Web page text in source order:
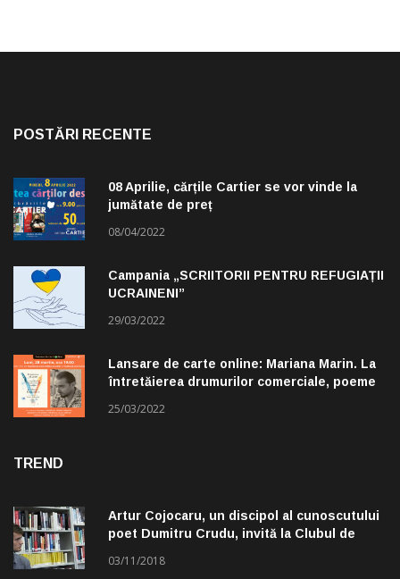
POSTĂRI RECENTE
08 Aprilie, cărțile Cartier se vor vinde la
jumătate de preț
08/04/2022
Campania „SCRIITORII PENTRU REFUGIAȚII
UCRAINENI”
29/03/2022
Lansare de carte online: Mariana Marin. La
întretăierea drumurilor comerciale, poeme
25/03/2022
TREND
Artur Cojocaru, un discipol al cunoscutului
poet Dumitru Crudu, invită la Clubul de
03/11/2018